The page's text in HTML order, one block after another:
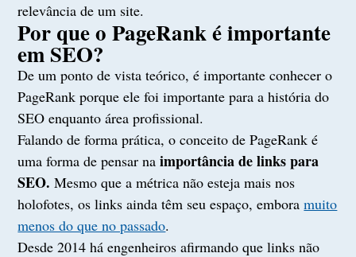
relevância de um site.
Por que o PageRank é importante
em SEO?
De um ponto de vista teórico, é importante conhecer o
PageRank porque ele foi importante para a história do
SEO enquanto área profissional.
Falando de forma prática, o conceito de PageRank é
uma forma de pensar naimportância de links para
SEO.Mesmo que a métrica não esteja mais nos
holofotes, os links ainda têm seu espaço, emboramuito
menos do que no passado.
Desde 2014 há engenheiros afirmando que links não